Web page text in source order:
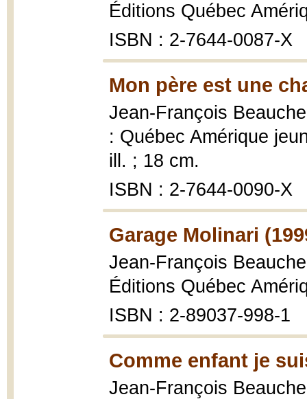
Éditions Québec
ISBN : 2-7644-0087-X
Mon père est une
Jean-François
: Québec Amérique
ill. ; 18 cm.
ISBN : 2-7644-0090-X
Garage Molinari
Jean-François
Éditions Québec
ISBN : 2-89037-998-1
Comme enfant je
Jean-François